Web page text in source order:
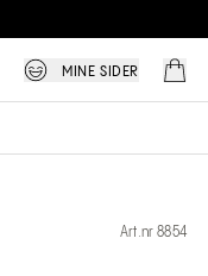
MINE SIDER
Art.nr 8854